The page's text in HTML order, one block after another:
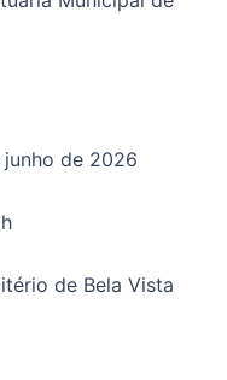
junho de 2026
de Bela Vista